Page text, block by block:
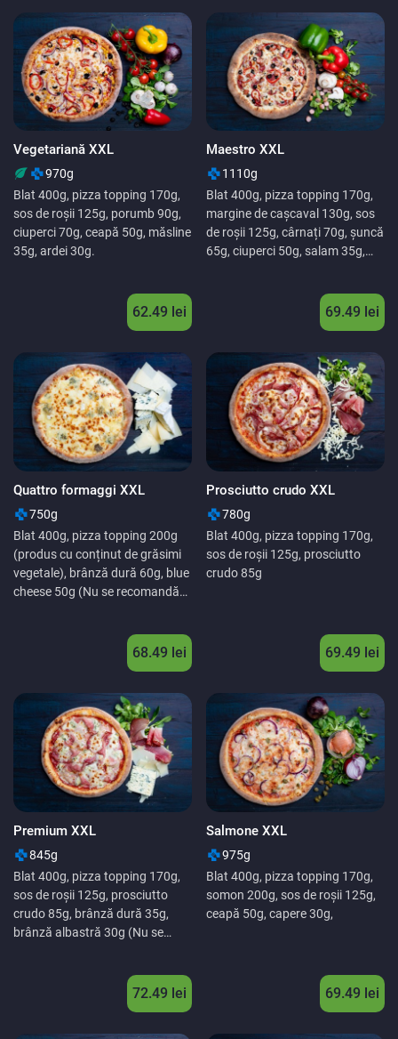
Vegetariană XXL
970g
Blat 400g, pizza topping 170g,
sos de roșii 125g, porumb 90g,
ciuperci 70g, ceapă 50g, măsline
35g, ardei 30g.
62.49 lei
Maestro XXL
1110g
Blat 400g, pizza topping 170g,
margine de cașcaval 130g, sos
de roșii 125g, cârnați 70g, șuncă
65g, ciuperci 50g, salam 35g,
69.49 lei
Quattro formaggi XXL
750g
Blat 400g, pizza topping 200g
(produs cu conținut de grăsimi
vegetale), brânză dură 60g, blue
cheese 50g (Nu se recomandă
68.49 lei
Prosciutto crudo XXL
780g
Blat 400g, pizza topping 170g,
sos de roșii 125g, prosciutto
crudo 85g
69.49 lei
Premium XXL
845g
Blat 400g, pizza topping 170g,
sos de roșii 125g, prosciutto
crudo 85g, brânză dură 35g,
brânză albastră 30g (Nu se
72.49 lei
Salmone XXL
975g
Blat 400g, pizza topping 170g,
somon 200g, sos de roșii 125g,
ceapă 50g, capere 30g,
69.49 lei